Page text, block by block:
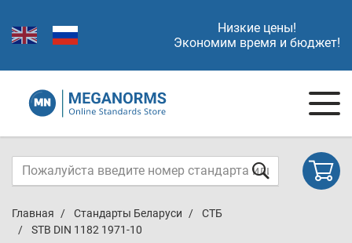
Низкие цены!
Экономим время и бюджет!
Главная Стандарты Беларуси
СТБ
STB DIN 1182 1971-10